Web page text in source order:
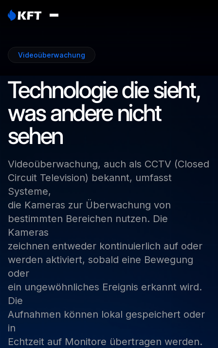
Videoüberwachung
Technologiediesieht,
wasandere nicht
sehen
Videoüberwachung, auch als CCTV (Closed
Circuit Television) bekannt, umfasst
Systeme,
die Kameras zur Überwachung von
bestimmten Bereichen nutzen. Die
Kameras
zeichnen entweder kontinuierlich auf oder
werden aktiviert, sobald eine Bewegung
oder
ein ungewöhnliches Ereignis erkannt wird.
Die
Aufnahmen können lokal gespeichert oder
in
Echtzeit auf Monitore übertragen werden.